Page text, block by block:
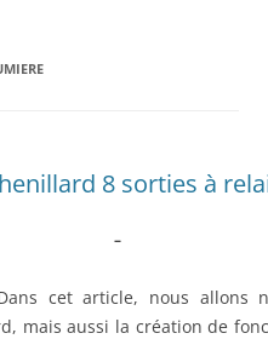
8 sorties à
–
cet article, nous allons
mais aussi la création de